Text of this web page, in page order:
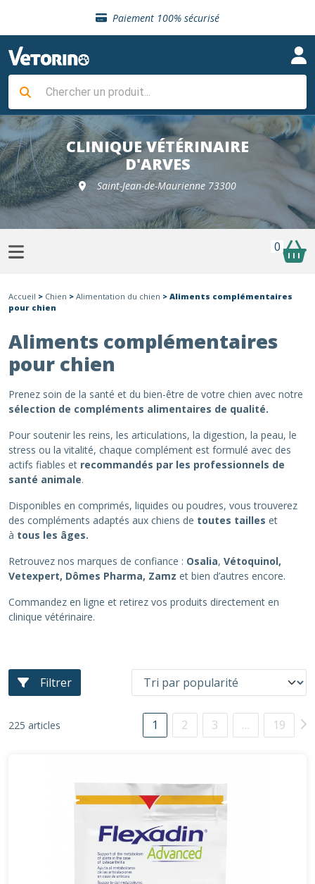
Paiement 100% sécurisé
Livraison gratuite en clinique vétérinaire
Sélection de croquettes vétérinaire
Livraison gratuite en clinique vétérinaire
Retour gratuit en clinique
Sélection de croquettes vétérinaire
CLINIQUE VÉTÉRINAIRE
D'ARVES
Saint-Jean-de-Maurienne 73300
0
Accueil > Chien > Alimentation du chien > Aliments complémentaires
pour chien
Aliments complémentaires
pour chien
Prenez soin de la santé et du bien-être de votre chien avec notre
sélection de compléments alimentaires de qualité.
Pour soutenir les reins, les articulations, la digestion, la peau, le
stress ou la vitalité, chaque complément est formulé avec des
actifs fiables et recommandés par les professionnels de
santé animale.
Disponibles en comprimés, liquides ou poudres, vous trouverez
des compléments adaptés aux chiens de toutes tailles et
à tous les âges.
Retrouvez nos marques de confiance : Osalia, Vétoquinol,
Vetexpert, Dômes Pharma, Zamz et bien d’autres encore.
Commandez en ligne et retirez vos produits directement en
clinique vétérinaire.
Filtrer
225 articles 1 2 3 … 19